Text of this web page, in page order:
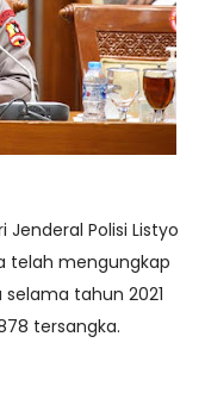
Jenderal Polisi Listyo
telah mengungkap
tahun 2021
tersangka.